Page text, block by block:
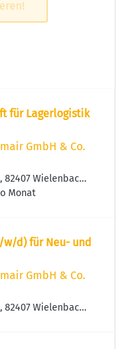
für Lagerlogistik
GmbH & Co.
82407 Wielenbach,
Monat
d) für Neu- und
GmbH & Co.
82407 Wielenbach,